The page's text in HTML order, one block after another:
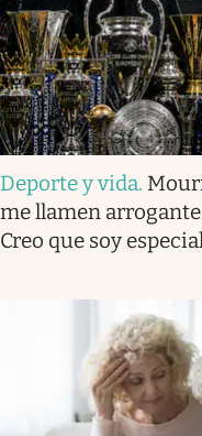
Deporte y vida.
me llamen
Creo que soy